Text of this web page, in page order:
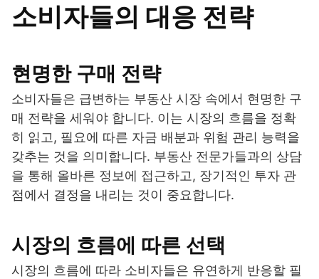
소비자들의 대응 전략
현명한 구매 전략
소비자들은 급변하는 부동산 시장 속에서 현명한 구
매 전략을 세워야 합니다. 이는 시장의 흐름을 정확
히 읽고, 필요에 따른 자금 배분과 위험 관리 능력을
갖추는 것을 의미합니다. 부동산 전문가들과의 상담
을 통해 올바른 정보에 접근하고, 장기적인 투자 관
점에서 결정을 내리는 것이 중요합니다.
시장의 흐름에 따른 선택
시장의 흐름에 따라 소비자들은 유연하게 반응할 필